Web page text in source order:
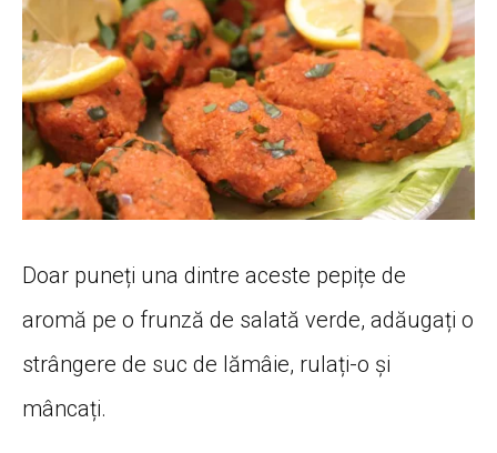
Doar puneți una dintre aceste pepițe de
aromă pe o frunză de salată verde, adăugați o
strângere de suc de lămâie, rulați-o și
mâncați.